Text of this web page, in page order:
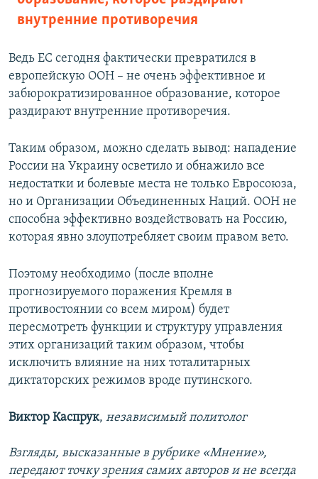
внутренние противоречия
Ведь ЕС сегодня фактически превратился в
европейскую ООН – не очень эффективное и
забюрократизированное образование, которое
раздирают внутренние противоречия.
Таким образом, можно сделать вывод: нападение
России на Украину осветило и обнажило все
недостатки и болевые места не только Евросоюза,
но и Организации Объединенных Наций. ООН не
способна эффективно воздействовать на Россию,
которая явно злоупотребляет своим правом вето.
Поэтому необходимо (после вполне
прогнозируемого поражения Кремля в
противостоянии со всем миром) будет
пересмотреть функции и структуру управления
этих организаций таким образом, чтобы
исключить влияние на них тоталитарных
диктаторских режимов вроде путинского.
Виктор Каспрук, независимый политолог
Взгляды, высказанные в рубрике «Мнение»,
передают точку зрения самих авторов и не всегда